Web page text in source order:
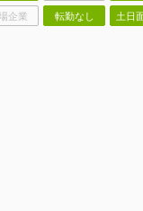
場企業 転勤なし 土日